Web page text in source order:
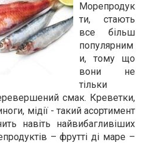
Морепродук
ти, стають
все більш
популярним
и, тому що
вони не
тільки
смак. Креветки,
мідії - такий асортимент
навіть найвибагливіших
– фрутті ді маре –